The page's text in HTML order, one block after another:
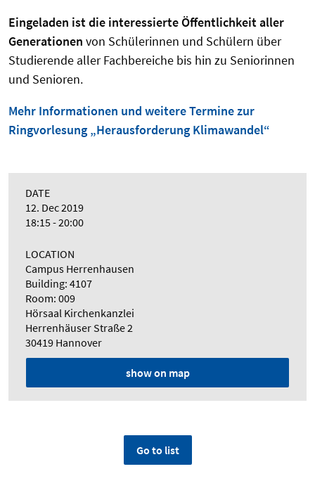
Eingeladen ist die interessierte Öffentlichkeit aller
Generationen von Schülerinnen und Schülern über
Studierende aller Fachbereiche bis hin zu Seniorinnen
und Senioren.
Mehr Informationen und weitere Termine zur
Ringvorlesung „Herausforderung Klimawandel“
DATE
12. Dec 2019
18:15 - 20:00
LOCATION
Campus Herrenhausen
Building: 4107
Room: 009
Hörsaal Kirchenkanzlei
Herrenhäuser Straße 2
30419 Hannover
show on map
Go to list